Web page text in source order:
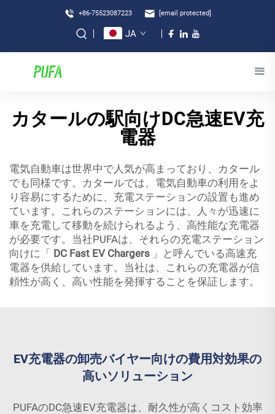
+86-75523087223 [email protected]
JA
カタールの駅向けDC急速EV充
電器
電気自動車は世界中で人気が高まっており、カタール
でも同様です。カタールでは、電気自動車の利用をよ
り容易にするために、充電ステーションの設置も進め
ています。これらのステーションには、人々が迅速に
車を充電して移動を続けられるよう、高性能な充電器
が必要です。当社PUFAは、それらの充電ステーション
向けに「 DC Fast EV Chargers 」と呼んでいる高速充
電器を供給しています。当社は、これらの充電器が信
頼性が高く、高い性能を発揮することを保証します。
EV充電器の卸売バイヤー向けの費用対効果の
高いソリューション
PUFAのDC急速EV充電器は、耐久性が高くコスト効率